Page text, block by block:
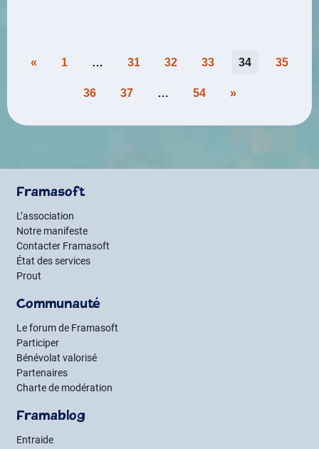
Pagination
publications
« 1 … 31 32 33 34 35
36 37 … 54 »
Framasoft
L’association
Notre manifeste
Contacter Framasoft
État des services
Prout
Communauté
Le forum de Framasoft
Participer
Bénévolat valorisé
Partenaires
Charte de modération
Framablog
Entraide